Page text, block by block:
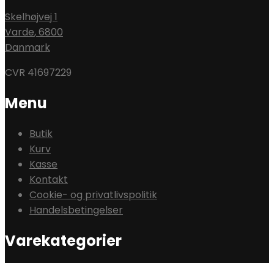
Skelhøjvej 1
Varde,6800
Danmark
CVR 41697229
Menu
Butik
Kurv
Kasse
Kontakt
Cookie- og privatlivspolitik
Handelsbetingelser
Varekategorier